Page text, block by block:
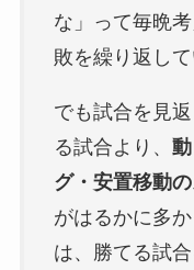
な」って毎晩
敗を繰り返して
でも試合を見
る試合より、
グ・安置移動
がはるかに多
は、勝てる試